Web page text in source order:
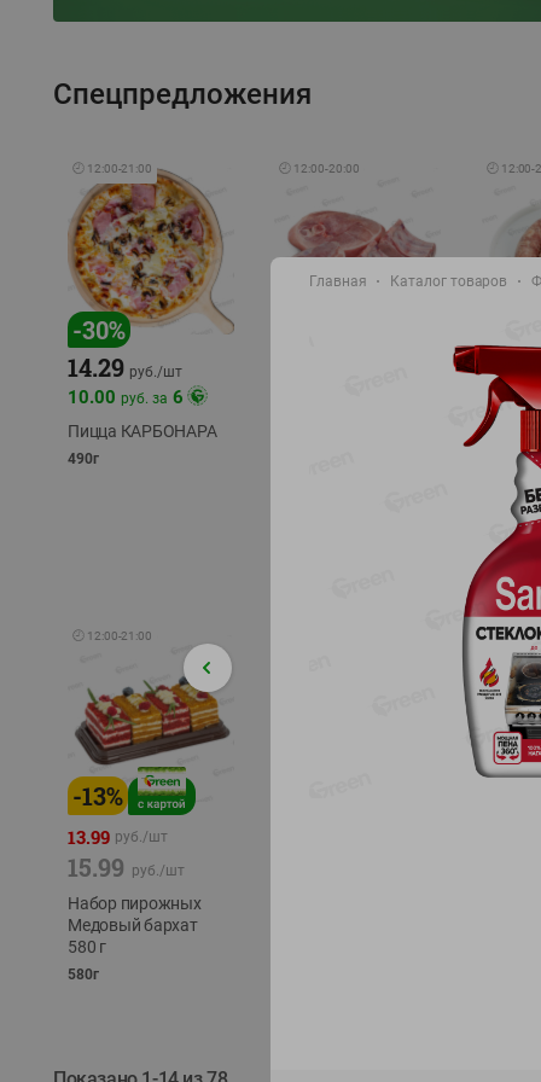
Спецпредложения
🕘 12:00-21:00
-30%
14.29 руб./шт
10.00 руб. за 6
Пицца КАРБОНАРА
490г
🕘 12:00-20:00 🕘 12:00-
9.99
11.99
охлажд
🕘 12:00-21:00
-13%
13.99 руб./шт
15.99 руб./шт
Набор пирожных
Медовый бархат
580 г
580г
Главная Каталог товаров